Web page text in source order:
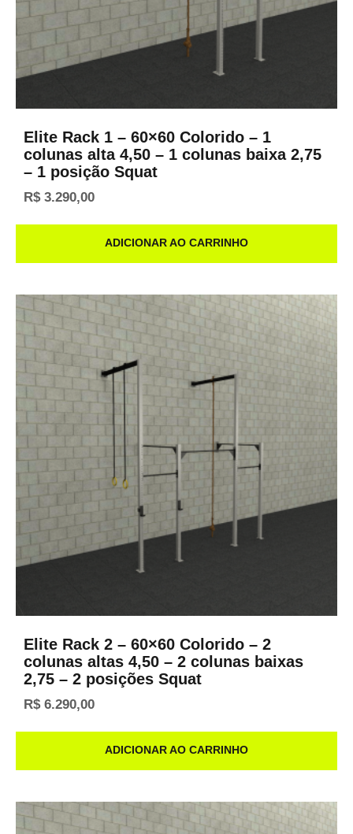
Elite Rack 1 – 60×60 Colorido – 1
colunas alta 4,50 – 1 colunas baixa 2,75
– 1 posição Squat
R$3.290,00
ADICIONAR AO CARRINHO
Elite Rack 2 – 60×60 Colorido – 2
colunas altas 4,50 – 2 colunas baixas
2,75 – 2 posições Squat
R$6.290,00
ADICIONAR AO CARRINHO